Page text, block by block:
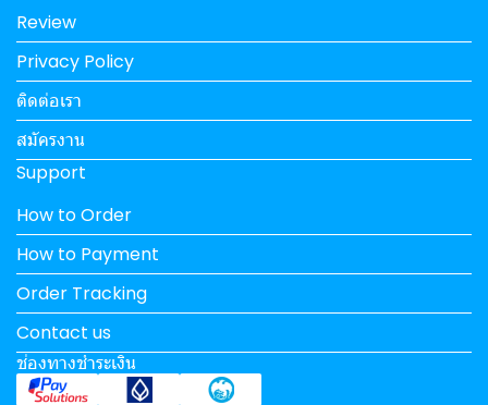
Review
Privacy Policy
ติดต่อเรา
สมัครงาน
Support
How to Order
How to Payment
Order Tracking
Contact us
ช่องทางชำระเงิน